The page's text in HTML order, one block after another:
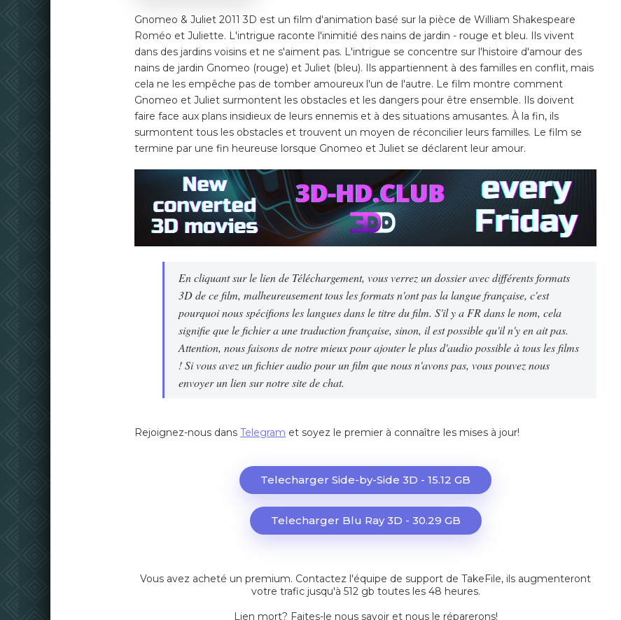
Gnomeo & Juliet 2011 3D est un film d'animation basé sur la pièce de William Shakespeare
Roméo et Juliette. L'intrigue raconte l'inimitié des nains de jardin - rouge et bleu. Ils vivent
dans des jardins voisins et ne s'aiment pas. L'intrigue se concentre sur l'histoire d'amour des
nains de jardin Gnomeo (rouge) et Juliet (bleu). Ils appartiennent à des familles en conflit, mais
cela ne les empêche pas de tomber amoureux l'un de l'autre. Le film montre comment
Gnomeo et Juliet surmontent les obstacles et les dangers pour être ensemble. Ils doivent
faire face aux plans insidieux de leurs ennemis et à des situations amusantes. À la fin, ils
surmontent tous les obstacles et trouvent un moyen de réconcilier leurs familles. Le film se
termine par une fin heureuse lorsque Gnomeo et Juliet se déclarent leur amour.
En cliquant sur le lien de Téléchargement, vous verrez un dossier avec différents formats
3D de ce film, malheureusement tous les formats n'ont pas la langue française, c'est
pourquoi nous spécifions les langues dans le titre du film. S'il y a FR dans le nom, cela
signifie que le fichier a une traduction française, sinon, il est possible qu'il n'y en ait pas.
Attention, nous faisons de notre mieux pour ajouter le plus d'audio possible à tous les films
! Si vous avez un fichier audio pour un film que nous n'avons pas, vous pouvez nous
envoyer un lien sur notre site de chat.
Rejoignez-nous dans Telegram et soyez le premier à connaître les mises à jour!
Telecharger Side-by-Side 3D - 15.12 GB
Telecharger Blu Ray 3D - 30.29 GB
Vous avez acheté un premium. Contactez l'équipe de support de TakeFile, ils augmenteront
votre trafic jusqu'à 512 gb toutes les 48 heures.
Lien mort? Faites-le nous savoir et nous le réparerons!